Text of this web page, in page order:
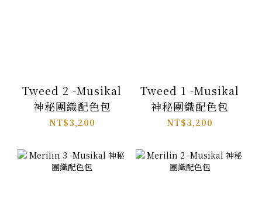
Tweed 2 -Musikal
神秘團織配色包
NT$3,200
Tweed 1 -Musikal
神秘團織配色包
NT$3,200